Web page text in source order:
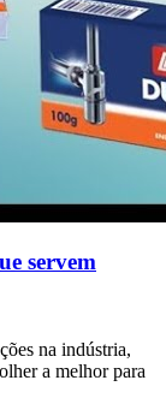
servem
na indústria,
a melhor para